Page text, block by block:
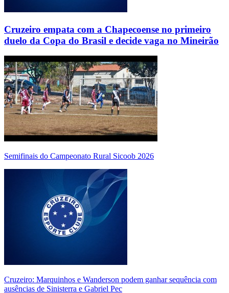
Cruzeiro empata com a Chapecoense no primeiro
duelo da Copa do Brasil e decide vaga no Mineirão
Semifinais do Campeonato Rural Sicoob 2026
Cruzeiro: Marquinhos e Wanderson podem ganhar sequência com
ausências de Sinisterra e Gabriel Pec